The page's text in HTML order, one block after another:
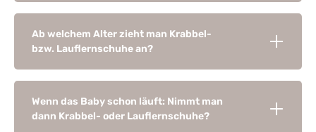
Ab welchem Alter zieht man Krabbel-
bzw. Lauflernschuhe an?
Wenn das Baby schon läuft: Nimmt man
dann Krabbel- oder Lauflernschuhe?